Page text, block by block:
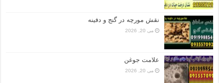
نقش مورچه در گنج و دفینه
می 20, 2026
علامت جوغن
می 20, 2026